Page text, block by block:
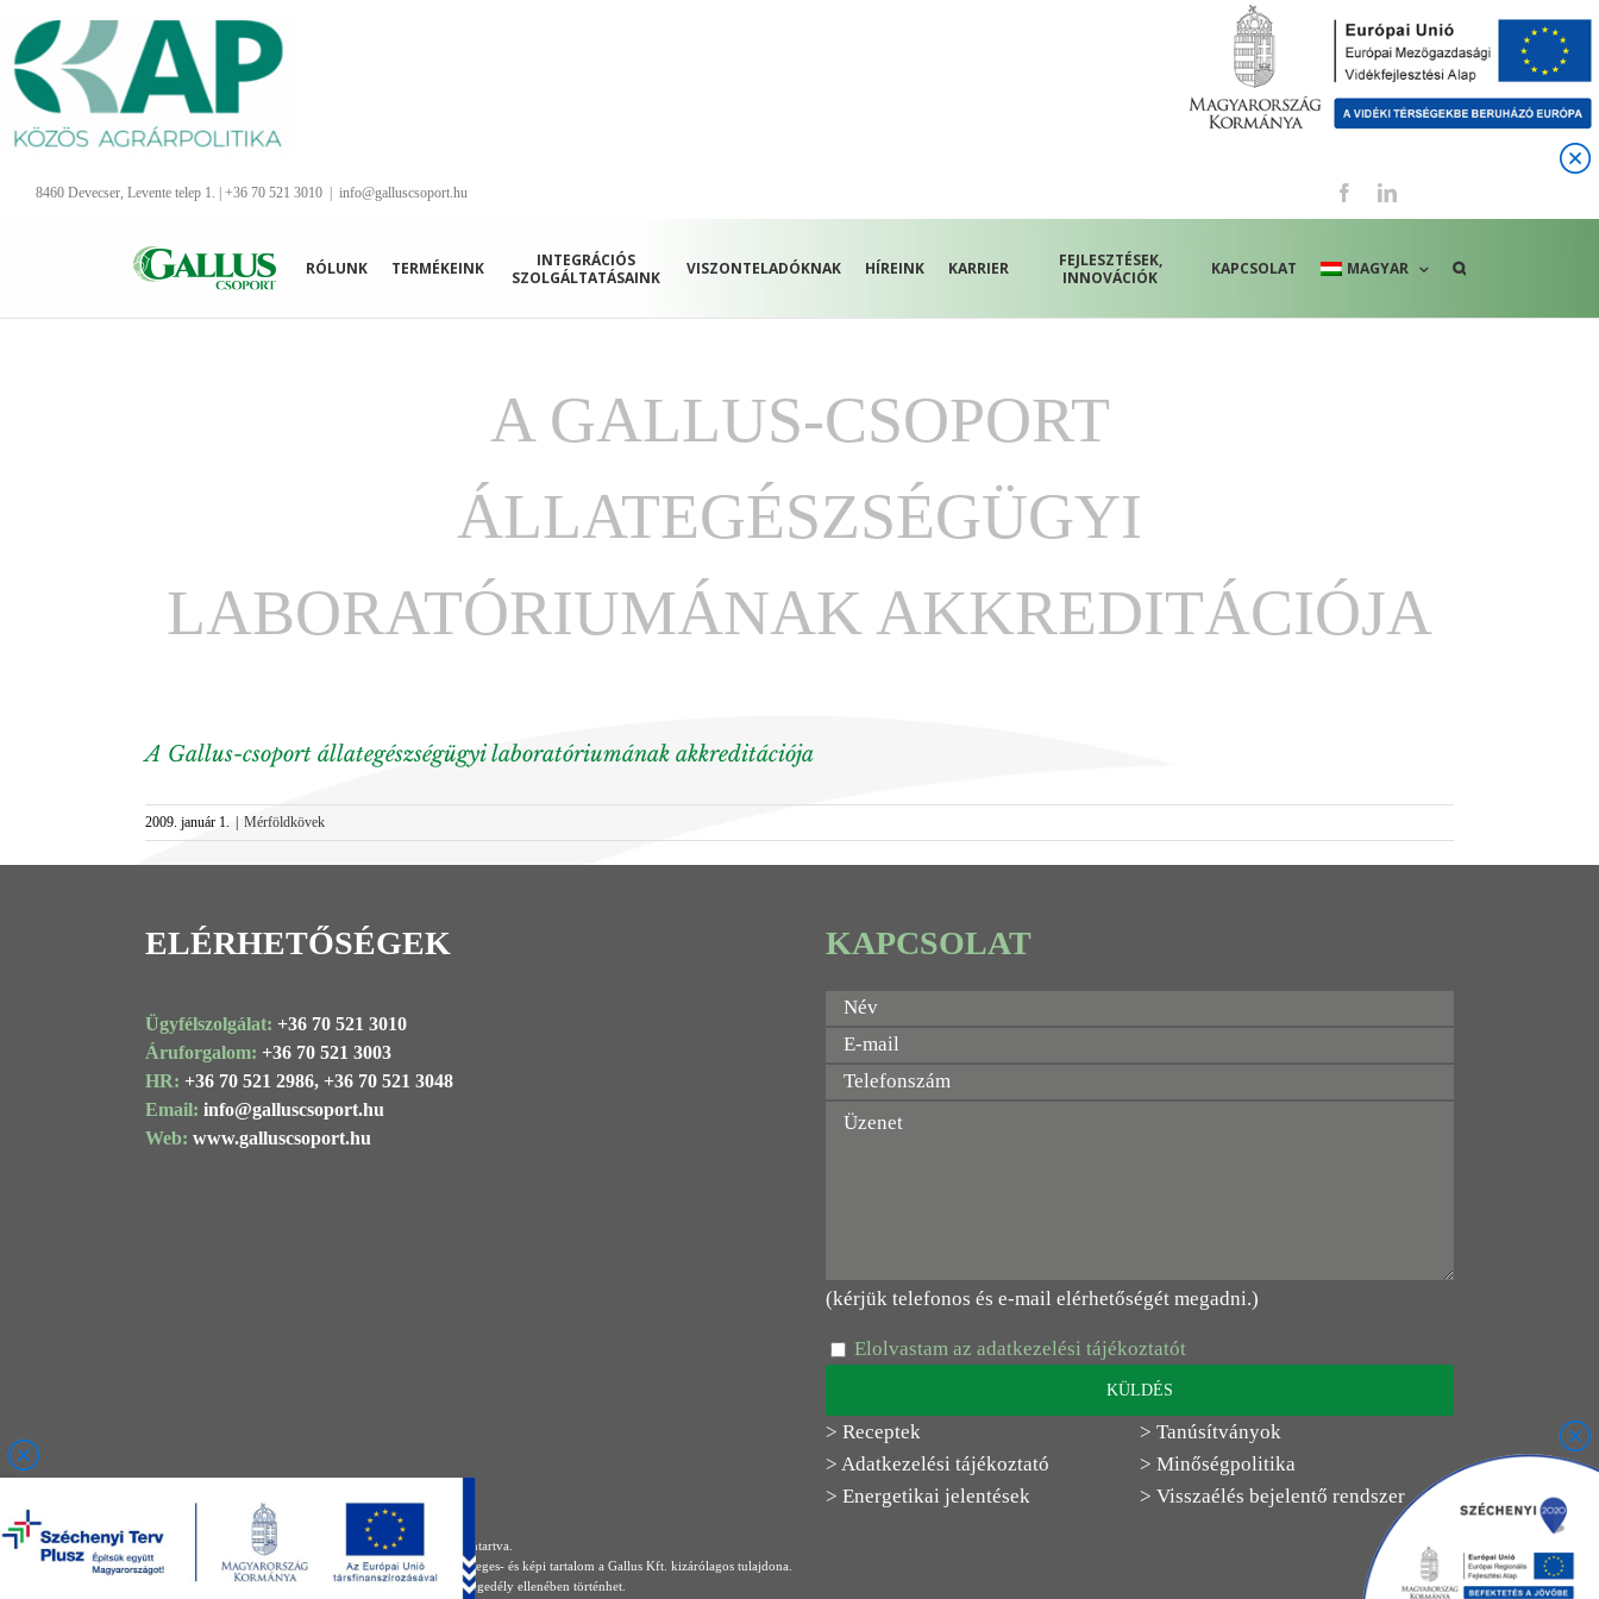
Kihagyás
8460 Devecser, Levente telep 1. | +36 70 521 3010 info@galluscsoport.hu FacebookLinkedIn
RÓLUNK TERMÉKEINK
INTEGRÁCIÓS
SZOLGÁLTATÁSAINK
VISZONTELADÓKNAK HÍREINK KARRIER
FEJLESZTÉSEK,
INNOVÁCIÓK
KAPCSOLAT MAGYAR
A GALLUS-CSOPORT
ÁLLATEGÉSZSÉGÜGYI
LABORATÓRIUMÁNAK AKKREDITÁCIÓJA
A Gallus-csoport állategészségügyi laboratóriumának akkreditációja
2009. január 1. Mérföldkövek
ELÉRHETŐSÉGEK
Ügyfélszolgálat: +36 70 521 3010
Áruforgalom: +36 70 521 3003
HR: +36 70 521 2986, +36 70 521 3048
Email: info@galluscsoport.hu
Web: www.galluscsoport.hu
KAPCSOLAT
(kérjük telefonos és e-mail elérhetőségét megadni.)
Elolvastam az adatkezelési tájékoztatót
> Receptek
> Tanúsítványok
> Adatkezelési tájékoztató
> Minőségpolitika
> Energetikai jelentések
> Visszaélés bejelentő rendszer
© 2021 Gallus Kft. Minden jog fenntartva.
A honlapon megjelenő minden szöveges- és képi tartalom a Gallus Kft. kizárólagos tulajdona.
Felhasználásuk kizárólagos írásos engedély ellenében történhet.